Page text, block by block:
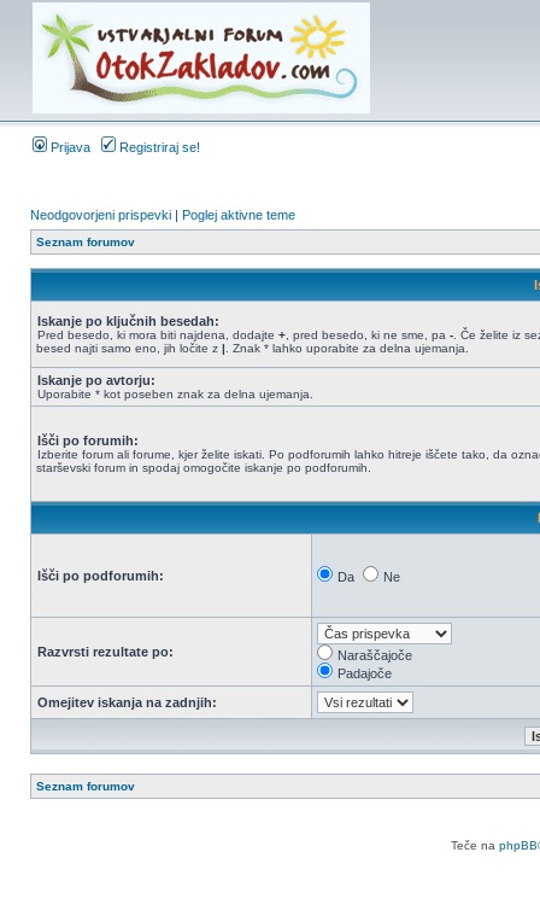
Prijava Registriraj se!
Neodgovorjeni prispevki | Poglej aktivne teme
Seznam forumov
Iskanje po ključnih besedah:
Pred besedo, ki mora biti najdena, dodajte + , pred besedo, ki ne sme, pa - . Če želite iz
besed najti samo eno, jih ločite z | . Znak * lahko uporabite za delna ujemanja.
Iskanje po avtorju:
Uporabite * kot poseben znak za delna ujemanja.
Išči po forumih:
Izberite forum ali forume, kjer želite iskati. Po podforumih lahko hitreje iščete tako, da
starševski forum in spodaj omogočite iskanje po podforumih.
Išči po podforumih: Da Ne
Razvrsti rezultate po:
Naraščajoče
Padajoče
Omejitev iskanja na zadnjih:
Seznam forumov
Teče na phpBB